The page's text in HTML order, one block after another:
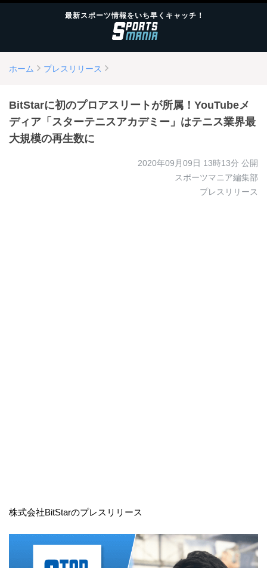
最新スポーツ情報をいち早くキャッチ！
ホーム プレスリリース
BitStarに初のプロアスリートが所属！YouTubeメ
ディア「スターテニスアカデミー」はテニス業界最
大規模の再生数に
2020年09月09日 13時13分 公開
スポーツマニア編集部
プレスリリース
株式会社BitStarのプレスリリース